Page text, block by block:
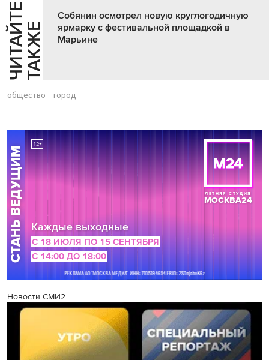
Ч
И
Т
АЙ
Т
Е
Т
А
К
ЖЕ
Собянин осмотрел новую круглогодичную
ярмарку с фестивальной площадкой в
Марьине
общество город
Новости СМИ2